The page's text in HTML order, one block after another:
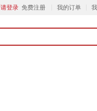
请登录 免费注册 我的订单